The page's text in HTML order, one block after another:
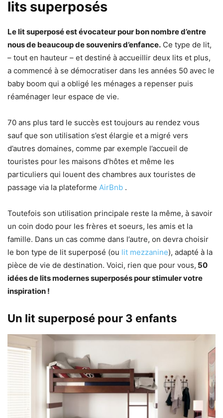
lits superposés
Le lit superposé est évocateur pour bon nombre d’entre
nous de beaucoup de souvenirs d’enfance. Ce type de lit,
– tout en hauteur – et destiné à accueillir deux lits et plus,
a commencé à se démocratiser dans les années 50 avec le
baby boom qui a obligé les ménages a repenser puis
réaménager leur espace de vie.
70 ans plus tard le succès est toujours au rendez vous
sauf que son utilisation s’est élargie et a migré vers
d’autres domaines, comme par exemple l’accueil de
touristes pour les maisons d’hôtes et même les
particuliers qui louent des chambres aux touristes de
passage via la plateforme AirBnb .
Toutefois son utilisation principale reste la même, à savoir
un coin dodo pour les frères et soeurs, les amis et la
famille. Dans un cas comme dans l’autre, on devra choisir
le bon type de lit superposé (ou lit mezzanine), adapté à la
pièce de vie de destination. Voici, rien que pour vous, 50
idées de lits modernes superposés pour stimuler votre
inspiration !
Un lit superposé pour 3 enfants